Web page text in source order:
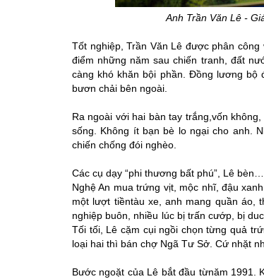
Anh Trần Văn Lê -
Tốt nghiệp, Trần Văn Lê được phân
điểm những năm sau chiến tranh, đất
càng khó khăn bội phần. Đồng lương bộ
bươn chải bên ngoài.
Ra ngoài với hai bàn tay trắng,vốn
sống. Không ít bạn bè lo ngại cho anh.
chiến chống đói nghèo.
Các cụ dạy “phi thương bất phú”, Lê
Nghệ An mua trứng vịt, mộc nhĩ, đậu
một lượt tiềntàu xe, anh mang quần áo,
nghiệp buôn, nhiều lúc bị trấn cướp, bị
Tối tối, Lê cặm cụi ngồi chọn từng quả
loại hai thì bán chợ Ngã Tư Sở. Cứ nhặt
Bước ngoặt của Lê bắt đầu từnăm 1991.